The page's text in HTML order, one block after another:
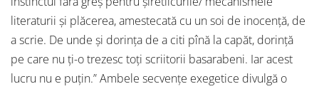
literaturii și plăcerea, amestecată cu un soi de inocență, de
a scrie. De unde și dorința de a citi pînă la capăt, dorință
pe care nu ți-o trezesc toți scriitorii basarabeni. Iar acest
lucru nu e puțin.” Ambele secvenţe exegetice divulgă o